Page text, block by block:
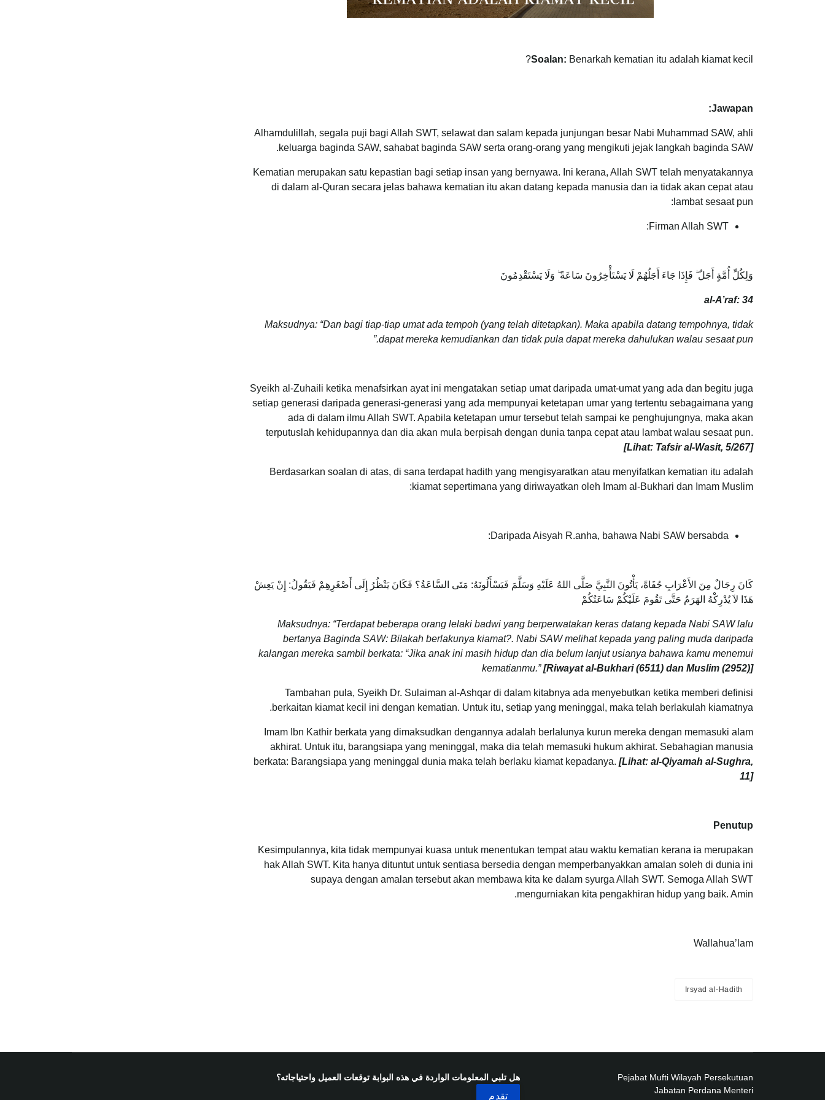
Soalan: Benarkah kematian itu adalah kiamat kecil?
Jawapan:
Alhamdulillah, segala puji bagi Allah SWT, selawat dan salam kepada junjungan besar Nabi Muhammad SAW, ahli
keluarga baginda SAW, sahabat baginda SAW serta orang-orang yang mengikuti jejak langkah baginda SAW.
Kematian merupakan satu kepastian bagi setiap insan yang bernyawa. Ini kerana, Allah SWT telah menyatakannya
di dalam al-Quran secara jelas bahawa kematian itu akan datang kepada manusia dan ia tidak akan cepat atau
lambat sesaat pun:
Firman Allah SWT:
وَلِكُلِّ أُمَّةٍ أَجَلٌ ۖ فَإِذَا جَاءَ أَجَلُهُمْ لَا يَسْتَأْخِرُونَ سَاعَةً ۖ وَلَا يَسْتَقْدِمُونَ
al-A’raf: 34
Maksudnya: “Dan bagi tiap-tiap umat ada tempoh (yang telah ditetapkan). Maka apabila datang tempohnya, tidak
dapat mereka kemudiankan dan tidak pula dapat mereka dahulukan walau sesaat pun.”
Syeikh al-Zuhaili ketika menafsirkan ayat ini mengatakan setiap umat daripada umat-umat yang ada dan begitu juga
setiap generasi daripada generasi-generasi yang ada mempunyai ketetapan umar yang tertentu sebagaimana yang
ada di dalam ilmu Allah SWT. Apabila ketetapan umur tersebut telah sampai ke penghujungnya, maka akan
terputuslah kehidupannya dan dia akan mula berpisah dengan dunia tanpa cepat atau lambat walau sesaat pun.
[Lihat: Tafsir al-Wasit, 5/267]
Berdasarkan soalan di atas, di sana terdapat hadith yang mengisyaratkan atau menyifatkan kematian itu adalah
kiamat sepertimana yang diriwayatkan oleh Imam al-Bukhari dan Imam Muslim:
Daripada Aisyah R.anha, bahawa Nabi SAW bersabda:
كَانَ رِجَالٌ مِنَ الأَعْرَابِ جُفَاةً، يَأْتُونَ النَّبِيَّ صَلَّى اللهُ عَلَيْهِ وَسَلَّمَ فَيَسْأَلُونَهُ: مَتَى السَّاعَةُ؟ فَكَانَ يَنْظُرُ إِلَى أَصْغَرِهِمْ فَيَقُولُ: إِنْ يَعِشْ
هَذَا لاَ يُدْرِكْهُ الهَرَمُ حَتَّى تَقُومَ عَلَيْكُمْ سَاعَتُكُمْ
Maksudnya: “Terdapat beberapa orang lelaki badwi yang berperwatakan keras datang kepada Nabi SAW lalu
bertanya Baginda SAW: Bilakah berlakunya kiamat?. Nabi SAW melihat kepada yang paling muda daripada
kalangan mereka sambil berkata: “Jika anak ini masih hidup dan dia belum lanjut usianya bahawa kamu menemui
kematianmu.”[Riwayat al-Bukhari (6511) dan Muslim (2952)]
Tambahan pula, Syeikh Dr. Sulaiman al-Ashqar di dalam kitabnya ada menyebutkan ketika memberi definisi
berkaitan kiamat kecil ini dengan kematian. Untuk itu, setiap yang meninggal, maka telah berlakulah kiamatnya.
Imam Ibn Kathir berkata yang dimaksudkan dengannya adalah berlalunya kurun mereka dengan memasuki alam
akhirat. Untuk itu, barangsiapa yang meninggal, maka dia telah memasuki hukum akhirat. Sebahagian manusia
berkata: Barangsiapa yang meninggal dunia maka telah berlaku kiamat kepadanya. [Lihat: al-Qiyamah al-Sughra,
11]
Penutup
Kesimpulannya, kita tidak mempunyai kuasa untuk menentukan tempat atau waktu kematian kerana ia merupakan
hak Allah SWT. Kita hanya dituntut untuk sentiasa bersedia dengan memperbanyakkan amalan soleh di dunia ini
supaya dengan amalan tersebut akan membawa kita ke dalam syurga Allah SWT. Semoga Allah SWT
mengurniakan kita pengakhiran hidup yang baik. Amin.
Wallahua’lam
Irsyad al-Hadith
Pejabat Mufti Wilayah Persekutuan
Jabatan Perdana Menteri
هل تلبي المعلومات الواردة في هذه البوابة توقعات العميل واحتياجاته؟